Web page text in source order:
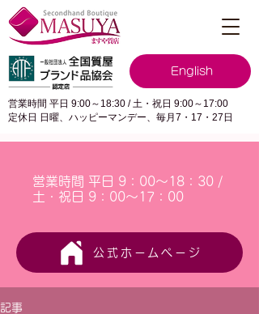
English
営業時間 平日 9:00～18:30 / 土・祝日 9:00～17:00
定休日 日曜、ハッピーマンデー、毎月7・17・27日
営業時間 平日 9：00～18：30 /
土・祝日 9：00～17：00
公式ホームページ
記事